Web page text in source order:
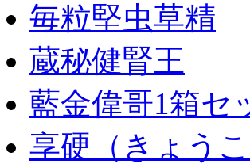
毎粒堅虫草精
蔵秘健腎王
藍金偉哥1箱セ
享硬（きょうこ